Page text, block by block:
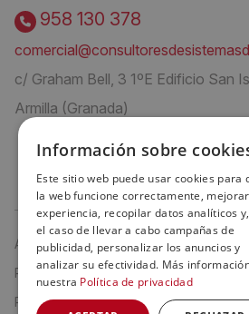
958 130 378
c/ Graham Bell, 3 1ºE Edificio San
Armilla (Granada)
Aviso Legal
Política de privacidad
Política de cookies
Información sobre
Este sitio web puede usar cookies para
la web funcione correctamente,
experiencia, recopilar datos analíticos
el caso de llevar a cabo campañas de
publicidad, personalizar los anuncios y
analizar su efectividad. Más
nuestra Política de privacidad